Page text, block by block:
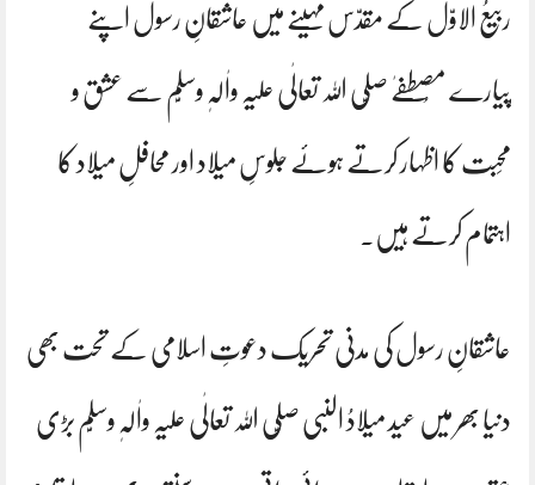
ربیعُ الاوّل کے مقدّس مہینے میں عاشقانِ رسول اپنے
پیارے مُصطفےٰ صلَّی اللہ تعالٰی علیہ واٰلہٖ وسلَّم سے عشق و
مَحبت کا اظہار کرتے ہوئے جلوسِ میلاد اور محافلِ میلاد کا
اہتمام کرتے ہیں۔
عاشقانِ رسول کی مدنی تحریک دعوتِ اسلامی کے تحت بھی
دنیا بھر میں عید میلادُ النبی صلَّی اللہ تعالٰی علیہ واٰلہٖ وسلَّم بڑی